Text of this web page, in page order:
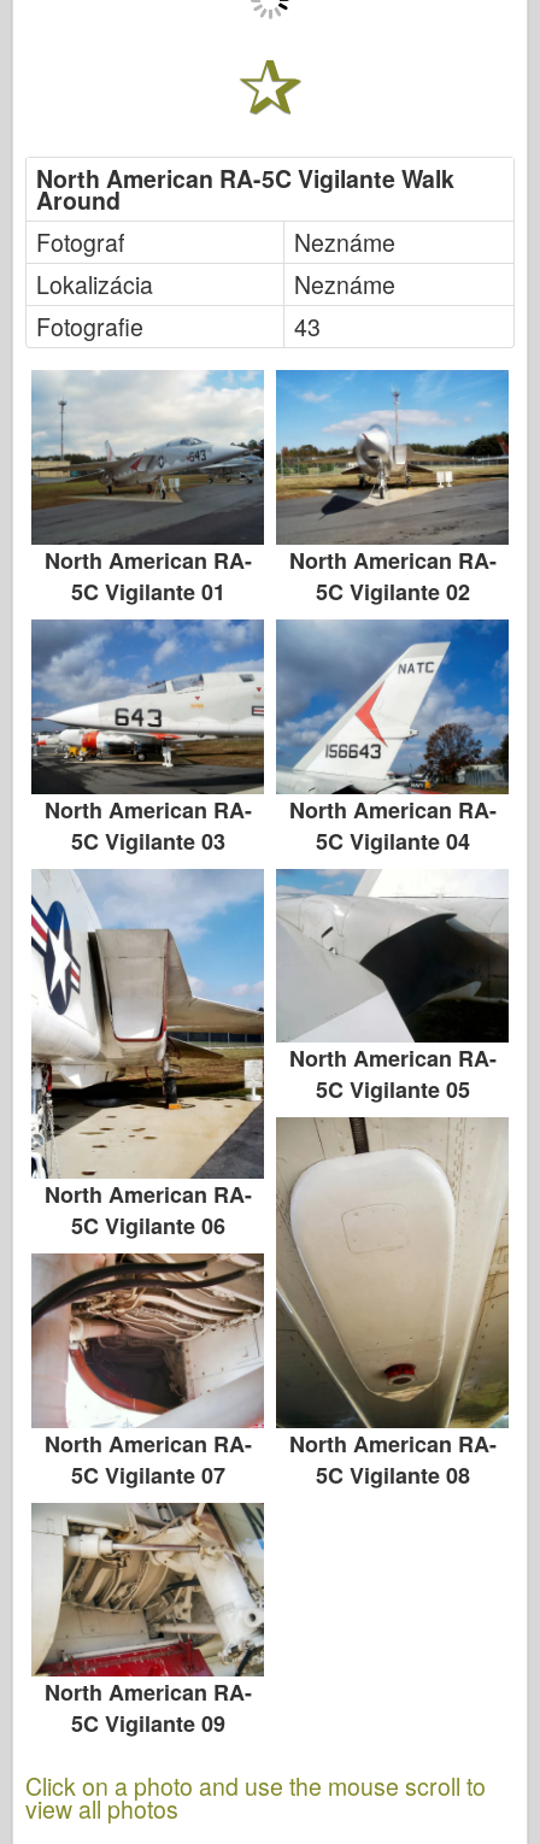
North American RA-5C Vigilante Walk
Around
Fotograf
Neznáme
Lokalizácia
Neznáme
Fotografie
43
North American RA-
5C Vigilante 01
North American RA-
5C Vigilante 02
North American RA-
5C Vigilante 03
North American RA-
5C Vigilante 04
North American RA-
5C Vigilante 06
North American RA-
5C Vigilante 05
North American RA-
5C Vigilante 08
North American RA-
5C Vigilante 07
North American RA-
5C Vigilante 09
Click on a photo and use the mouse scroll to
view all photos